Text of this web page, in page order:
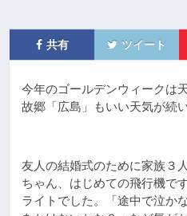
共有 ツイート
今年のゴールデンウィークは
故郷「広島」もいい天気が続
友人の結婚式のために家族３
ちゃん、はじめての飛行機で
ライトでした。「途中で泣か